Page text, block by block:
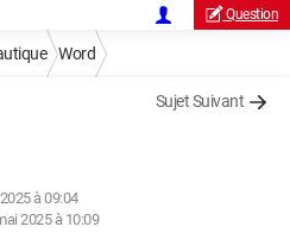
Question
Word
Sujet Suivant
à 09:04
2025 à 10:09